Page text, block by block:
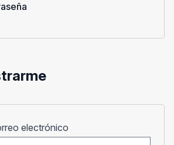
electrónico